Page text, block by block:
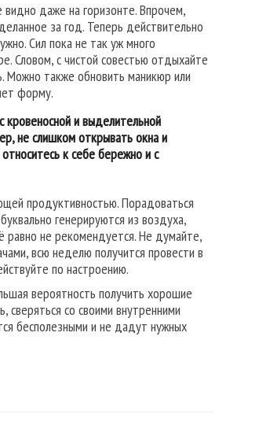
даже на горизонте. Впрочем,
за год. Теперь действительно
Сил пока не так уж много
Словом, с чистой совестью отдыхайте
Можно также обновить маникюр или
форму.
и выделительной
не слишком открывать окна и
к себе бережно и с
продуктивностью. Порадоваться
генерируются из воздуха,
равно не рекомендуется. Не думайте,
всю неделю получится провести в
по настроению.
вероятность получить хорошие
со своими внутренними
бесполезными и не дадут нужных